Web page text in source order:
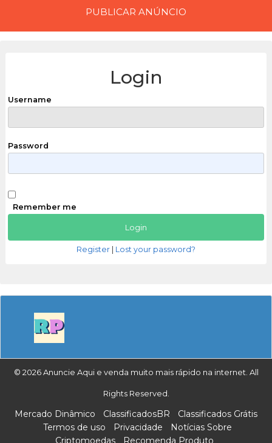
PUBLICAR ANÚNCIO
Login
Username
Password
Remember me
Register Lost your password?
© 2026 Anuncie Aqui e venda muito mais rápido na internet. All
Rights Reserved.
Mercado Dinâmico ClassificadosBR
Classificados Grátis
Termos de uso
Privacidade
Notícias Sobre
Criptomoedas
Recomenda Produto